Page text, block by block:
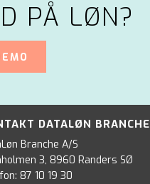
PÅ LØN?
DATALØN BRANCHE
Branche A/S
3, 8960 Randers SØ
87 10 19 30